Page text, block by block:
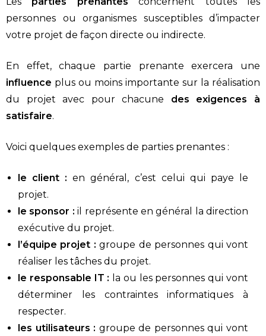
personnes ou organismes susceptibles d’impacter
votre projet de façon directe ou indirecte.
En effet, chaque partie prenante exercera une
influence plus ou moins importante sur la réalisation
du projet avec pour chacune des exigences à
satisfaire.
Voici quelques exemples de parties prenantes :
le client : en général, c’est celui qui paye le
projet.
le sponsor : il représente en général la direction
exécutive du projet.
l’équipe projet : groupe de personnes qui vont
réaliser les tâches du projet.
le responsable IT : la ou les personnes qui vont
déterminer les contraintes informatiques à
respecter.
les utilisateurs : groupe de personnes qui vont